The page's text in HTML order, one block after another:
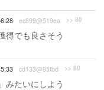
ec899@519ea >> 80
得でも良さそう
cd133@85fbd >> 80
みたいにしよう